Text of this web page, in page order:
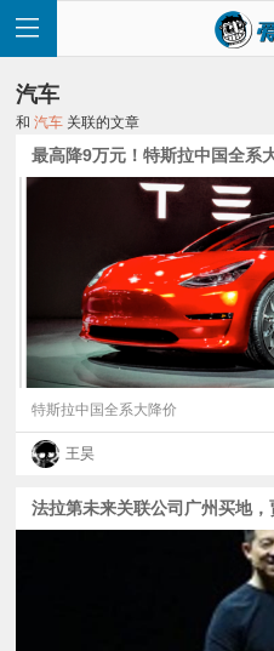
快
讯
评
测
汽车
和汽车 关联的文章
最高降9万元！特斯拉中国全系
特斯拉中国全系大降价
王昊
法拉第未来关联公司广州买地，